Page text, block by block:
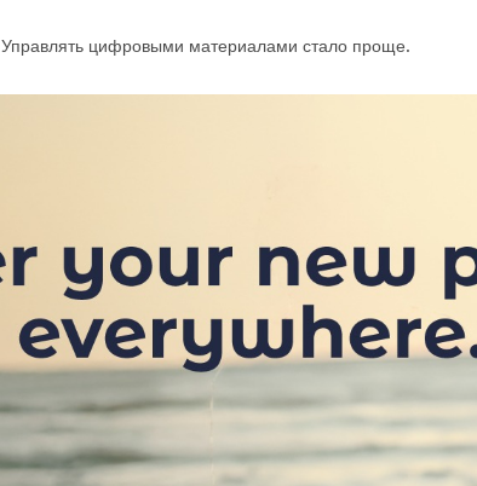
Управлять цифровыми материалами стало проще.